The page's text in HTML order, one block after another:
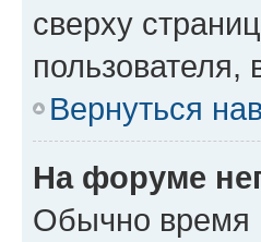
сверху
пользователя,
Вернуться
На форуме
Обычно время